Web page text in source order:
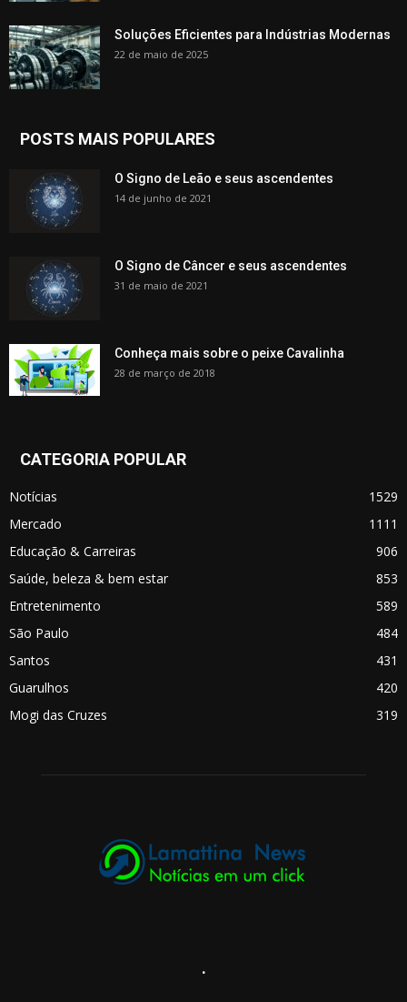
Soluções Eficientes para Indústrias Modernas
22 de maio de 2025
POSTS MAIS POPULARES
O Signo de Leão e seus ascendentes
14 de junho de 2021
O Signo de Câncer e seus ascendentes
31 de maio de 2021
Conheça mais sobre o peixe Cavalinha
28 de março de 2018
CATEGORIA POPULAR
Notícias
1529
Mercado
1111
Educação & Carreiras
906
Saúde, beleza & bem estar
853
Entretenimento
589
São Paulo
484
Santos
431
Guarulhos
420
Mogi das Cruzes
319
.